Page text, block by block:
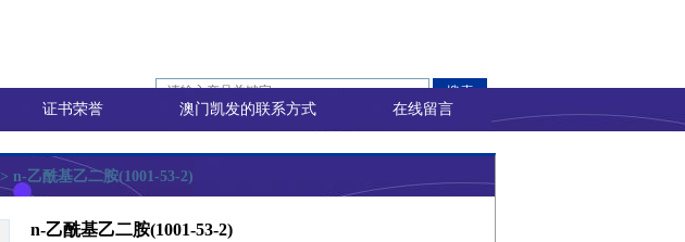
证书荣誉 澳门凯发的联系方式 在线留言
> n-乙酰基乙二胺(1001-53-2)
n-乙酰基乙二胺(1001-53-2)